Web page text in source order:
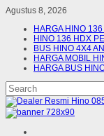
Agustus 8, 2026
HARGA HINO
HINO 136 HDX
BUS HINO 4X4
HARGA MOBIL
HARGA BUS